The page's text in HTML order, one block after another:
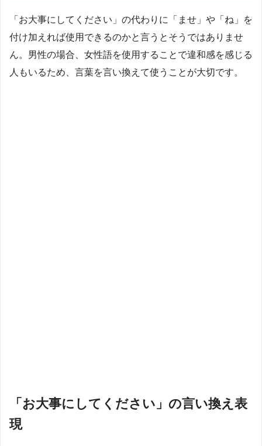
「お大事にしてください」の代わりに「ませ」や「ね」を
付け加えれば使用できるのかと言うとそうではありませ
ん。男性の場合、女性語を使用することで違和感を感じる
人もいるため、言葉を言い換えて使うことが大切です。
「お大事にしてください」の言い換え表
現